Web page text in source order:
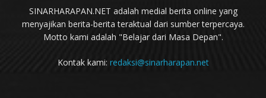
SINARHARAPAN.NET adalah medial berita online yang
menyajikan berita-berita teraktual dari sumber terpercaya.
Motto kami adalah "Belajar dari Masa Depan".
Kontak kami: redaksi@sinarharapan.net